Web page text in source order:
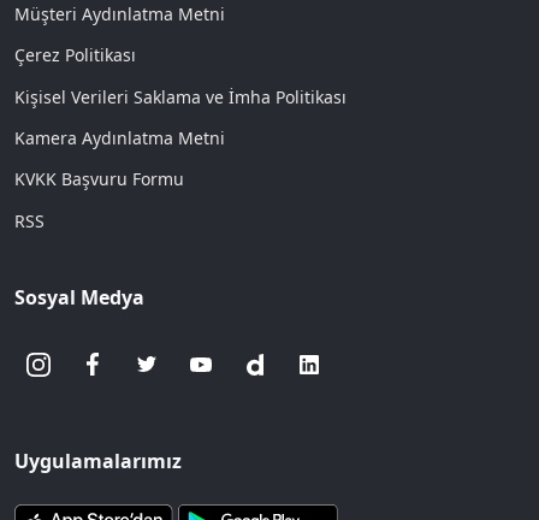
Müşteri Aydınlatma Metni
Çerez Politikası
Kişisel Verileri Saklama ve İmha Politikası
Kamera Aydınlatma Metni
KVKK Başvuru Formu
RSS
Sosyal Medya
Uygulamalarımız